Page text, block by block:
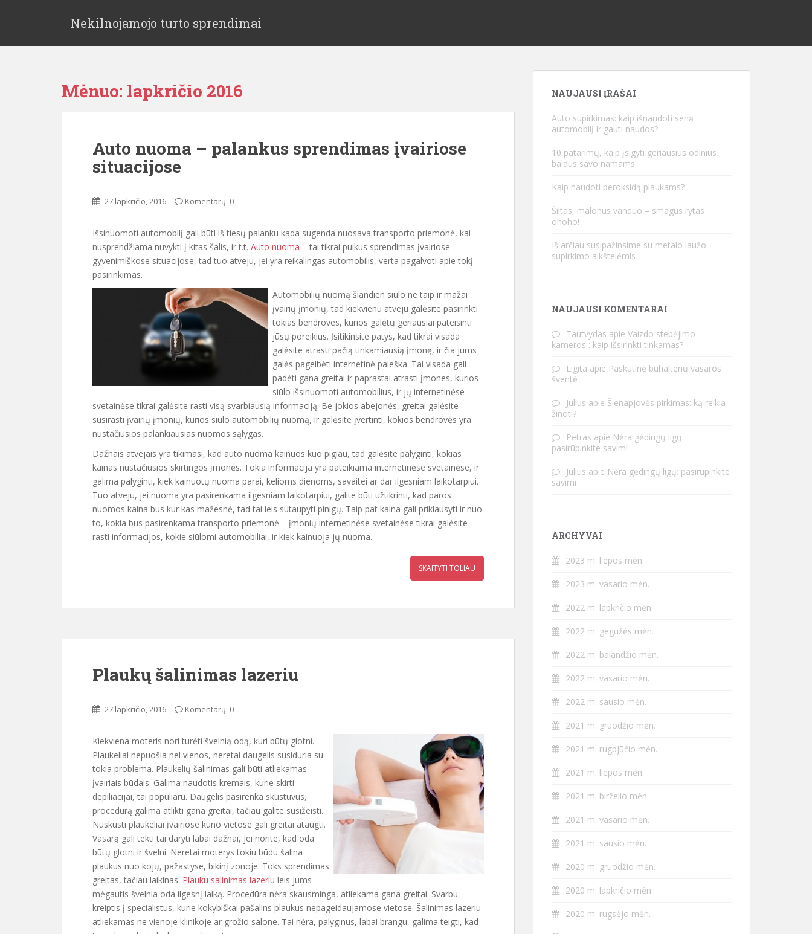
Nekilnojamojo turto sprendimai
Mėnuo: lapkričio 2016
Auto nuoma – palankus sprendimas įvairiose
situacijose
27 lapkričio, 2016 Komentarų: 0
Išsinuomoti automobilį gali būti iš tiesų palanku kada sugenda nuosava transporto priemonė, kai
nusprendžiama nuvykti į kitas šalis, ir t.t. Auto nuoma – tai tikrai puikus sprendimas įvairiose
gyvenimiškose situacijose, tad tuo atveju, jei yra reikalingas automobilis, verta pagalvoti apie tokį
pasirinkimas.
Automobilių nuomą šiandien siūlo ne taip ir mažai
įvairių įmonių, tad kiekvienu atveju galėsite pasirinkti
tokias bendroves, kurios galėtų geriausiai pateisinti
jūsų poreikius. Įsitikinsite patys, kad tikrai visada
galėsite atrasti pačią tinkamiausią įmonę, ir čia jums
galės pagelbėti internetinė paieška. Tai visada gali
padėti gana greitai ir paprastai atrasti įmones, kurios
siūlo išsinuomoti automobilius, ir jų internetinėse
svetainėse tikrai galėsite rasti visą svarbiausią informaciją. Be jokios abejonės, greitai galėsite
susirasti įvairių įmonių, kurios siūlo automobilių nuomą, ir galėsite įvertinti, kokios bendrovės yra
nustačiusios palankiausias nuomos sąlygas.
Dažnais atvejais yra tikimasi, kad auto nuoma kainuos kuo pigiau, tad galėsite palyginti, kokias
kainas nustačiusios skirtingos įmonės. Tokia informacija yra pateikiama internetinėse svetainėse, ir
galima palyginti, kiek kainuotų nuoma parai, kelioms dienoms, savaitei ar dar ilgesniam laikotarpiui.
Tuo atveju, jei nuoma yra pasirenkama ilgesniam laikotarpiui, galite būti užtikrinti, kad paros
nuomos kaina bus kur kas mažesnė, tad tai leis sutaupyti pinigų. Taip pat kaina gali priklausyti ir nuo
to, kokia bus pasirenkama transporto priemonė – įmonių internetinėse svetainėse tikrai galėsite
rasti informacijos, kokie siūlomi automobiliai, ir kiek kainuoja jų nuoma.
SKAITYTI TOLIAU
Plaukų šalinimas lazeriu
27 lapkričio, 2016 Komentarų: 0
Kiekviena moteris nori turėti švelnią odą, kuri būtų glotni.
Plaukeliai nepuošia nei vienos, neretai daugelis susiduria su
tokia problema. Plaukelių šalinimas gali būti atliekamas
įvairiais būdais. Galima naudotis kremais, kurie skirti
depiliacijai, tai populiaru. Daugelis pasirenka skustuvus,
procedūrą galima atlikti gana greitai, tačiau galite susižeisti.
Nuskusti plaukeliai įvairiose kūno vietose gali greitai ataugti.
Vasarą gali tekti tai daryti labai dažnai, jei norite, kad oda
būtų glotni ir švelni. Neretai moterys tokiu būdu šalina
plaukus nuo kojų, pažastyse, bikinį zonoje. Toks sprendimas
greitas, tačiau laikinas. Plauku salinimas lazeriu leis jums
mėgautis švelnia oda ilgesnį laiką. Procedūra nėra skausminga, atliekama gana greitai. Svarbu
kreiptis į specialistus, kurie kokybiškai pašalins plaukus nepageidaujamose vietose. Šalinimas lazeriu
atliekamas ne vienoje klinikoje ar grožio salone. Tai nėra, palyginus, labai brangu, galima teigti, kad
NAUJAUSI ĮRAŠAI
Auto supirkimas: kaip išnaudoti seną
automobilį ir gauti naudos?
10 patarimų, kaip įsigyti geriausius odinius
baldus savo namams
Kaip naudoti peroksidą plaukams?
Šiltas, malonus vanduo – smagus rytas
ohoho!
Iš arčiau susipažinsime su metalo laužo
supirkimo aikštelėmis
NAUJAUSI KOMENTARAI
Tautvydas apie Vaizdo stebėjimo
kameros : kaip išsirinkti tinkamas?
Ligita apie Paskutinė buhalterių vasaros
šventė
Julius apie Šienapjovės pirkimas: ką reikia
žinoti?
Petras apie Nėra gėdingų ligų:
pasirūpinkite savimi
Julius apie Nėra gėdingų ligų: pasirūpinkite
savimi
ARCHYVAI
2023 m. liepos mėn.
2023 m. vasario mėn.
2022 m. lapkričio mėn.
2022 m. gegužės mėn.
2022 m. balandžio mėn.
2022 m. vasario mėn.
2022 m. sausio mėn.
2021 m. gruodžio mėn.
2021 m. rugpjūčio mėn.
2021 m. liepos mėn.
2021 m. birželio mėn.
2021 m. vasario mėn.
2021 m. sausio mėn.
2020 m. gruodžio mėn.
2020 m. lapkričio mėn.
2020 m. rugsėjo mėn.